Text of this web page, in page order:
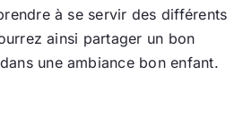
à se servir des différents
ainsi partager un bon
une ambiance bon enfant.